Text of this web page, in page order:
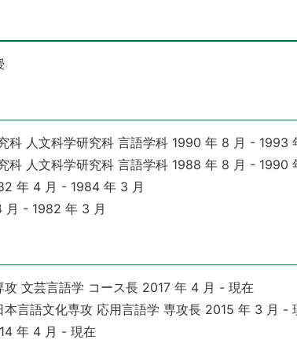
科 人文科学研究科 言語学科 1990 年 8 月 - 1993
科 人文科学研究科 言語学科 1988 年 8 月 - 1990
年 4 月 - 1984 年 3 月
月 - 1982 年 3 月
文芸言語学 コース長 2017 年 4 月 - 現在
言語文化専攻 応用言語学 専攻長 2015 年 3 月 -
年 4 月 - 現在